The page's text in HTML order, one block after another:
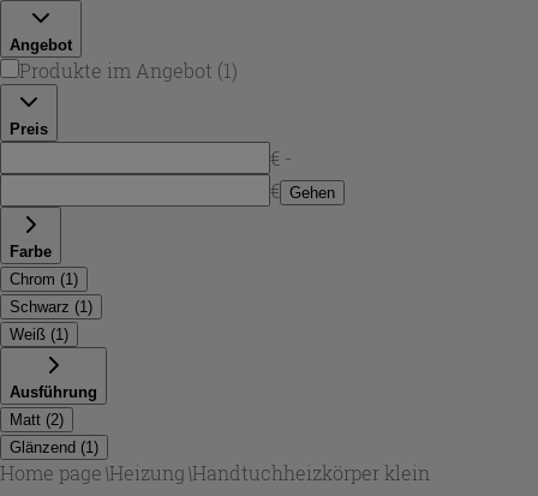
Angebot
Produkte im Angebot (1)
Preis
€ -
€ Gehen
Farbe
Chrom (1)
Schwarz (1)
Weiß (1)
Ausführung
Matt (2)
Glänzend (1)
Home page\Heizung\Handtuchheizkörper klein